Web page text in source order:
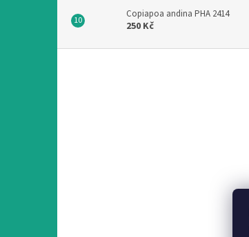
Copiapoa andina PHA 2414
250 Kč